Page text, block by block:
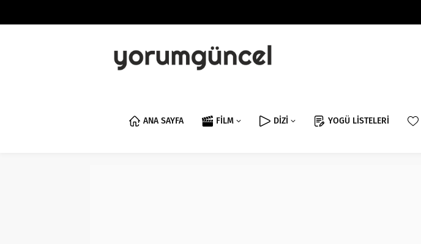
ANA SAYFA FİLM DİZİ YOGÜ LİSTELERİ